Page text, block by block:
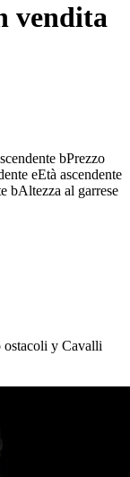
vendita
bPrezzo
eEtà ascendente
bAltezza al garrese
ostacoli y Cavalli